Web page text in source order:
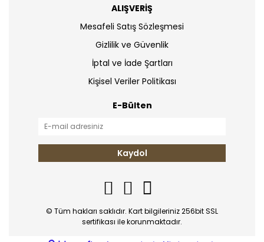
ALIŞVERİŞ
Mesafeli Satış Sözleşmesi
Gizlilik ve Güvenlik
İptal ve İade Şartları
Kişisel Veriler Politikası
E-Bülten
Kaydol
© Tüm hakları saklıdır. Kart bilgileriniz 256bit SSL
sertifikası ile korunmaktadır.